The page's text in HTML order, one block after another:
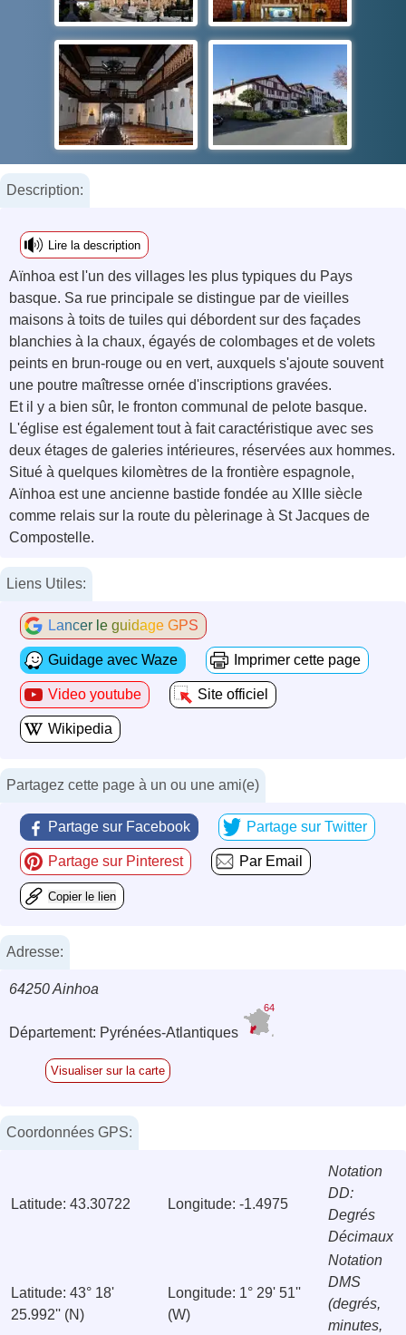
Description:
Lire la description
Aïnhoa est l'un des villages les plus typiques du Pays
basque. Sa rue principale se distingue par de vieilles
maisons à toits de tuiles qui débordent sur des façades
blanchies à la chaux, égayés de colombages et de volets
peints en brun-rouge ou en vert, auxquels s'ajoute souvent
une poutre maîtresse ornée d'inscriptions gravées.
Et il y a bien sûr, le fronton communal de pelote basque.
L'église est également tout à fait caractéristique avec ses
deux étages de galeries intérieures, réservées aux hommes.
Situé à quelques kilomètres de la frontière espagnole,
Aïnhoa est une ancienne bastide fondée au XIIIe siècle
comme relais sur la route du pèlerinage à St Jacques de
Compostelle.
Liens Utiles:
Lancer le guidage GPS
Guidage avec Waze Imprimer cette page
Video youtube Site officiel
Wikipedia
Partagez cette page à un ou une ami(e)
Partage sur Facebook Partage sur Twitter
Partage sur Pinterest Par Email
Copier le lien
Adresse:
64250 Ainhoa
Département: Pyrénées-Atlantiques
64
Visualiser sur la carte
Coordonnées GPS:
Latitude: 43.30722 Longitude: -1.4975
Notation
DD:
Degrés
Décimaux
Latitude: 43° 18'
25.992'' (N)
Longitude: 1° 29' 51''
(W)
Notation
DMS
(degrés,
minutes,